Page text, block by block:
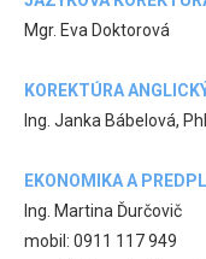
Mgr. Eva Doktorová
KOREKTÚRA
Ing. Janka Bábelová,
EKONOMIKA A
Ing. Martina Ďurčovič
mobil: 0911 117 949